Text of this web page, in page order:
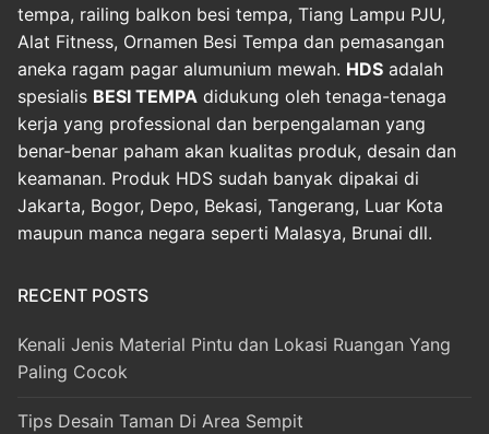
tempa, railing balkon besi tempa, Tiang Lampu PJU,
Alat Fitness, Ornamen Besi Tempa dan pemasangan
aneka ragam pagar alumunium mewah. HDS adalah
spesialis BESI TEMPA didukung oleh tenaga-tenaga
kerja yang professional dan berpengalaman yang
benar-benar paham akan kualitas produk, desain dan
keamanan. Produk HDS sudah banyak dipakai di
Jakarta, Bogor, Depo, Bekasi, Tangerang, Luar Kota
maupun manca negara seperti Malasya, Brunai dll.
RECENT POSTS
Kenali Jenis Material Pintu dan Lokasi Ruangan Yang
Paling Cocok
Tips Desain Taman Di Area Sempit